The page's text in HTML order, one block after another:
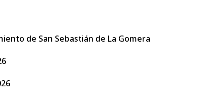
de San Sebastián de La Gomera